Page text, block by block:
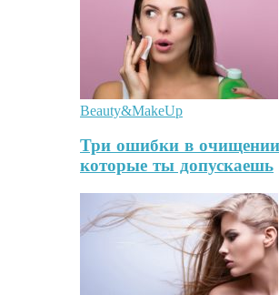
Beauty&MakeUp
Три ошибки в
которые ты допускаешь